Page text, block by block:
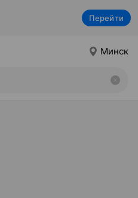
Перейти
Минск